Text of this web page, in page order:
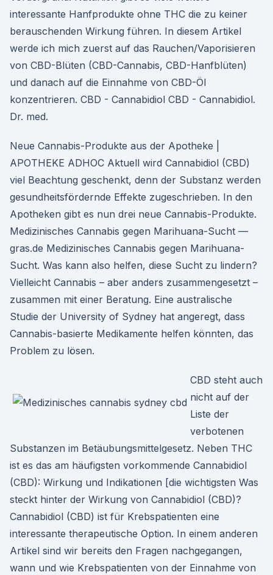
interessante Hanfprodukte ohne THC die zu keiner
berauschenden Wirkung führen. In diesem Artikel
werde ich mich zuerst auf das Rauchen/Vaporisieren
von CBD-Blüten (CBD-Cannabis, CBD-Hanfblüten)
und danach auf die Einnahme von CBD-Öl
konzentrieren. CBD - Cannabidiol CBD - Cannabidiol.
Dr. med.
Neue Cannabis-Produkte aus der Apotheke |
APOTHEKE ADHOC Aktuell wird Cannabidiol (CBD)
viel Beachtung geschenkt, denn der Substanz werden
gesundheitsfördernde Effekte zugeschrieben. In den
Apotheken gibt es nun drei neue Cannabis-Produkte.
Medizinisches Cannabis gegen Marihuana-Sucht —
gras.de Medizinisches Cannabis gegen Marihuana-
Sucht. Was kann also helfen, diese Sucht zu lindern?
Vielleicht Cannabis – aber anders zusammengesetzt –
zusammen mit einer Beratung. Eine australische
Studie der University of Sydney hat angeregt, dass
Cannabis-basierte Medikamente helfen könnten, das
Problem zu lösen.
CBD steht auch
nicht auf der
Liste der
verbotenen
Substanzen im Betäubungsmittelgesetz. Neben THC
ist es das am häufigsten vorkommende Cannabidiol
(CBD): Wirkung und Indikationen [die wichtigsten Was
steckt hinter der Wirkung von Cannabidiol (CBD)?
Cannabidiol (CBD) ist für Krebspatienten eine
interessante therapeutische Option. In einem anderen
Artikel sind wir bereits den Fragen nachgegangen,
wann und wie Krebspatienten von der Einnahme von